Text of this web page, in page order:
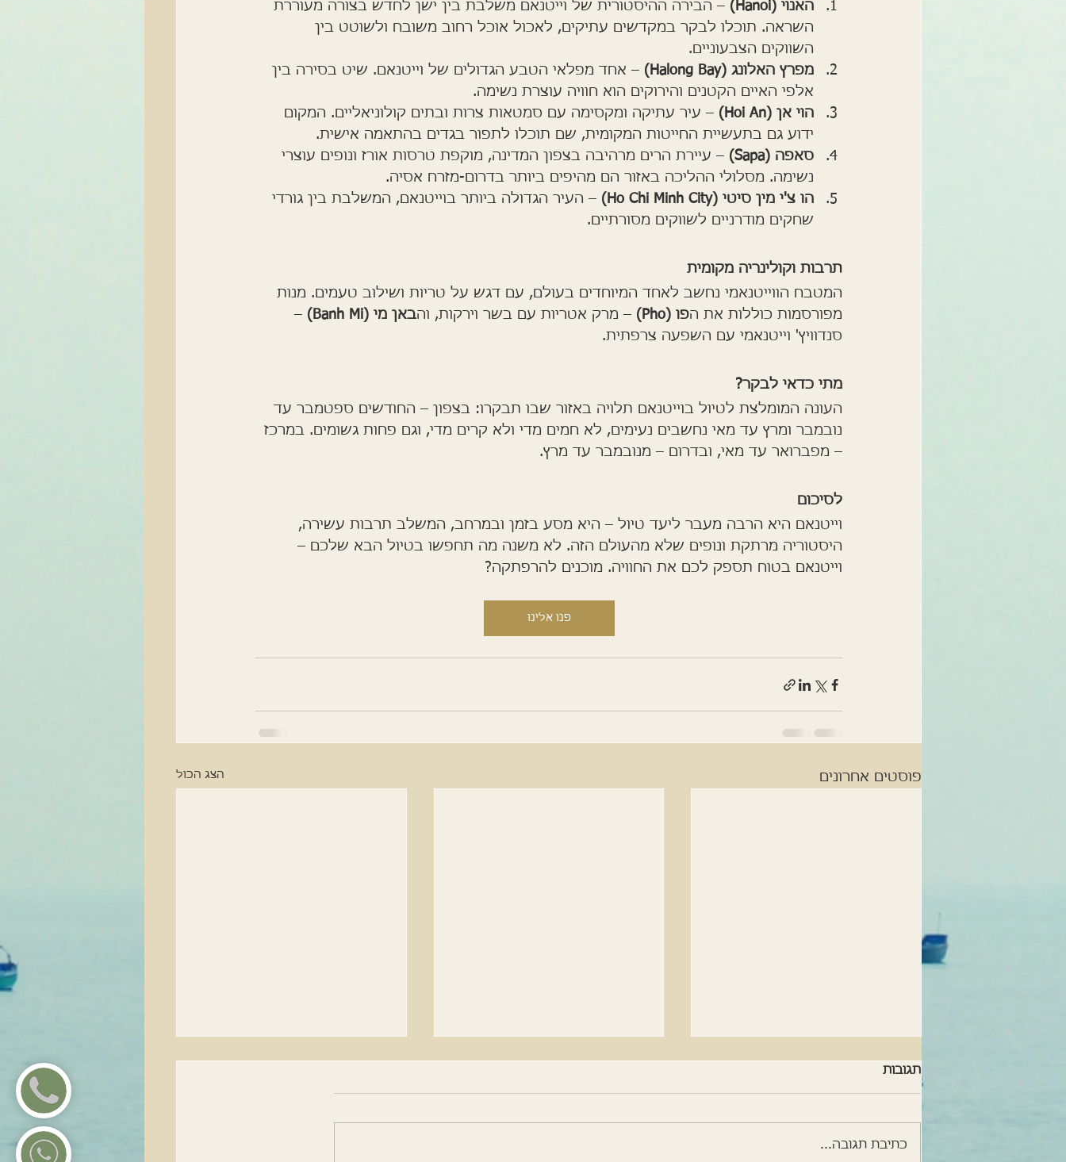
האנוי (Hanoi)
– הבירה ההיסטורית של וייטנאם משלבת בין ישן לחדש בצורה מעוררת
השראה. תוכלו לבקר במקדשים עתיקים, לאכול אוכל רחוב משובח ולשוטט בין
השווקים הצבעוניים.
מפרץ האלונג (Halong Bay)
– אחד מפלאי הטבע הגדולים של וייטנאם. שיט בסירה בין
אלפי האיים הקטנים והירוקים הוא חוויה עוצרת נשימה.
הוי אן (Hoi An)
– עיר עתיקה ומקסימה עם סמטאות צרות ובתים קולוניאליים. המקום
ידוע גם בתעשיית החייטות המקומית, שם תוכלו לתפור בגדים בהתאמה אישית.
סאפה (Sapa)
– עיירת הרים מרהיבה בצפון המדינה, מוקפת טרסות אורז ונופים עוצרי
נשימה. מסלולי ההליכה באזור הם מהיפים ביותר בדרום-מזרח אסיה.
הו צ'י מין סיטי (Ho Chi Minh City)
– העיר הגדולה ביותר בוייטנאם, המשלבת בין גורדי
שחקים מודרניים לשווקים מסורתיים.
תרבות וקולינריה מקומית
המטבח הווייטנאמי נחשב לאחד המיוחדים בעולם, עם דגש על טריות ושילוב טעמים. מנות
מפורסמות כוללות את הפו (Pho) – מרק אטריות עם בשר וירקות, והבאן מי (Banh Mi)
–
סנדוויץ' וייטנאמי עם השפעה צרפתית.
מתי כדאי לבקר?
העונה המומלצת לטיול בוייטנאם תלויה באזור שבו תבקרו: בצפון – החודשים ספטמבר עד
נובמבר ומרץ עד מאי נחשבים נעימים, לא חמים מדי ולא קרים מדי, וגם פחות גשומים. במרכז
– מפברואר עד מאי, ובדרום – מנובמבר עד מרץ.
לסיכום
וייטנאם היא הרבה מעבר ליעד טיול – היא מסע בזמן ובמרחב, המשלב תרבות עשירה,
היסטוריה מרתקת ונופים שלא מהעולם הזה. לא משנה מה תחפשו בטיול הבא שלכם –
וייטנאם בטוח תספק לכם את החוויה. מוכנים להרפתקה?
פנו אלינו
פוסטים אחרונים הצג הכול
תגובות
כתיבת תגובה...